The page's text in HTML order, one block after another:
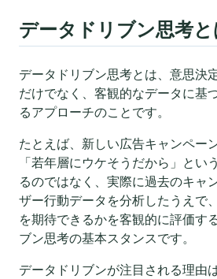
データドリブン思考と
データドリブン思考とは、意思決
だけでなく、客観的なデータに基
るアプローチのことです。
たとえば、新しい広告キャンペー
「若年層にウケそうだから」とい
るのではなく、実際に過去のキャ
ザー行動データを分析したうえで
を期待できるかを客観的に評価す
ブン思考の基本スタンスです。
データドリブンが注目される理由